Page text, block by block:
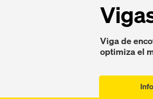
Viga de
optimiza el